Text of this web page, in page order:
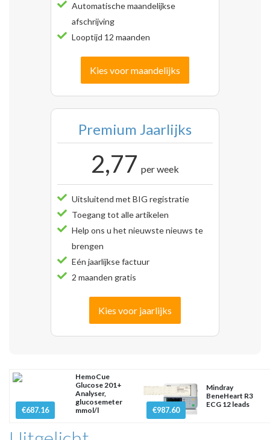
Automatische maandelijkse
afschrijving
Looptijd 12 maanden
Kies voor maandelijks
Premium Jaarlijks
2,77 per week
Uitsluitend met BIG registratie
Toegang tot alle artikelen
Help ons u het nieuwste nieuws te
brengen
Eén jaarlijkse factuur
2 maanden gratis
Kies voor jaarlijks
€687.16
HemoCue
Glucose 201+
Analyser,
glucosemeter
mmol/l
€987.60
Mindray
BeneHeart R3
ECG 12 leads